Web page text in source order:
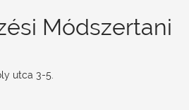
Módszertani
utca 3-5.